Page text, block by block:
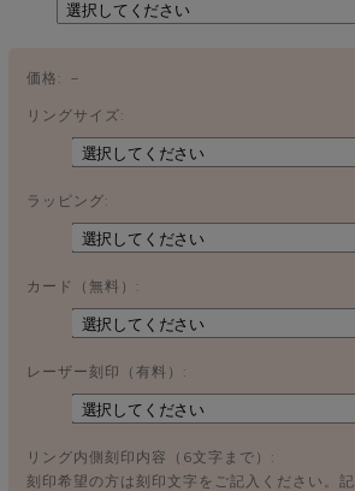
価格: －
リングサイズ:
ラッピング:
カード（無料）:
レーザー刻印（有料）:
リング内側刻印内容（6文字まで）:
刻印希望の方は刻印文字をご記入ください。